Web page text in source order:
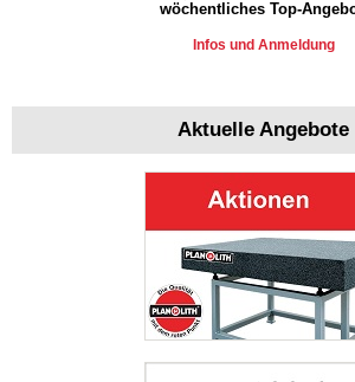
wöchentliches Top-
Infos und Anmeldung
Aktuelle Angebote